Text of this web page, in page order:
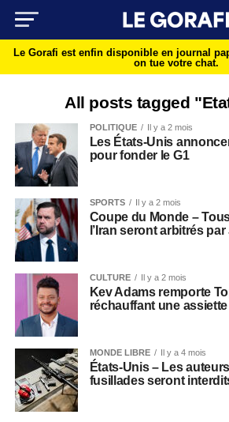
Le Gorafi est enfin disponible en journal
on tue votre chat.
All posts tagged
POLITIQUE Il y a 2 mois
Les États-Unis
pour fonder le G1
SPORTS Il y a 2 mois
Coupe du Monde –
l’Iran seront arbitrés
CULTURE Il y a 2 mois
Kev Adams remporte
réchauffant une
MONDE LIBRE Il y a 4 mois
États-Unis – Les
fusillades seront